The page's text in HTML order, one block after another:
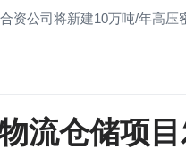
资公司将新建10万吨/年高压
流仓储项